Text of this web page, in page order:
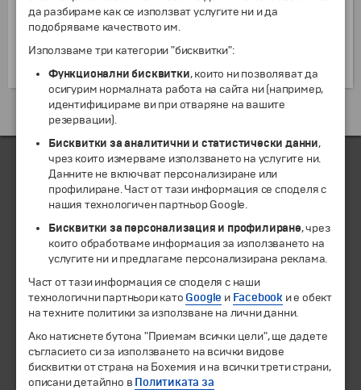
миналото като един от големите центрове на
текстилната индустрия (често наричан ,,Гръцкият
Манчестър"), след замирането на старите занаяти
Едеса се превръща в средище на туризма.
Екскурзии и почивки до Гърция »
ЧЛЕН НА
© 1994-2026 Бохемия ООД.Всички права запазени.
да разбираме как се използват услугите ни и да
подобряваме качеството им.
Използваме три категории "бисквитки":
Функционални бисквитки, които ни позволяват да
осигурим нормалната работа на сайта ни (например,
идентифицираме ви при отваряне на вашите
резервации).
Бисквитки за аналитични и статистически данни,
чрез които измерваме използването на услугите ни.
Данните не включват персонализиране или
профилиране. Част от тази информация се споделя с
нашия технологичен партньор Google.
Бисквитки за персонализация и профилиране, чрез
които обработваме информация за използването на
услугите ни и предлагаме персонализирана реклама.
Част от тази информация се споделя с наши
технологични партньори като Google и Facebook и е обект
на техните политики за използване на лични данни.
Ако натиснете бутона "Приемам всички цели", ще дадете
съгласието си за използването на всички видове
бисквитки от страна на Бохемия и на всички трети страни,
описани детайлно в Политиката за